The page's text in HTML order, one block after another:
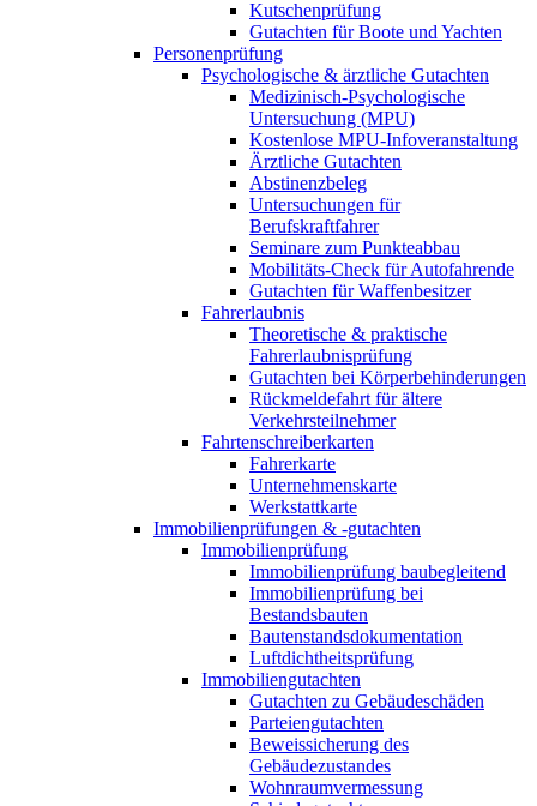
Kutschenprüfung
Gutachten für Boote und Yachten
Personenprüfung
Psychologische & ärztliche Gutachten
Medizinisch-Psychologische
Untersuchung (MPU)
Kostenlose MPU-Infoveranstaltung
Ärztliche Gutachten
Abstinenzbeleg
Untersuchungen für
Berufskraftfahrer
Seminare zum Punkteabbau
Mobilitäts-Check für Autofahrende
Gutachten für Waffenbesitzer
Fahrerlaubnis
Theoretische & praktische
Fahrerlaubnisprüfung
Gutachten bei Körperbehinderungen
Rückmeldefahrt für ältere
Verkehrsteilnehmer
Fahrtenschreiberkarten
Fahrerkarte
Unternehmenskarte
Werkstattkarte
Immobilienprüfungen & -gutachten
Immobilienprüfung
Immobilienprüfung baubegleitend
Immobilienprüfung bei
Bestandsbauten
Bautenstandsdokumentation
Luftdichtheitsprüfung
Immobiliengutachten
Gutachten zu Gebäudeschäden
Parteiengutachten
Beweissicherung des
Gebäudezustandes
Wohnraumvermessung